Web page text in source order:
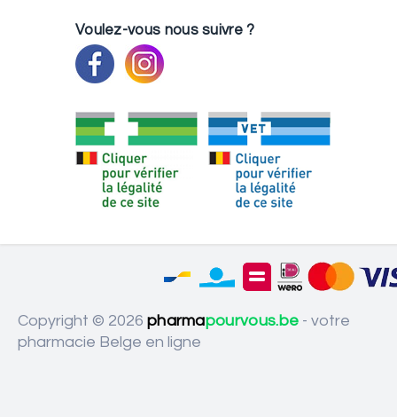
Voulez-vous nous suivre ?
Copyright © 2026 pharmapourvous.be - votre
pharmacie Belge en ligne